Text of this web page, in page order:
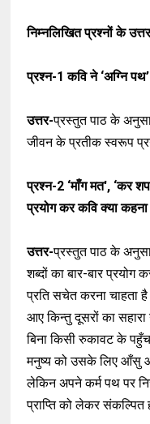
निम्नलिखित प्रश्नों के
प्रश्न-1कवि ने ‘अग्नि
उत्तर-प्रस्तुत पाठ के
जीवन के प्रतीक स्वरूप
प्रश्न-2 ‘माँग मत', ‘कर
प्रयोग कर कवि क्या कहना
उत्तर-प्रस्तुत पाठ के
शब्दों का बार-बार
प्रति सचेत करना चाहता है
आए किन्तु दूसरों का
बिना किसी रुकावट के
मनुष्य को उसके लिए आँसु
लेकिन अपने कर्म पथ पर
प्राप्ति को लेकर संकल्पित